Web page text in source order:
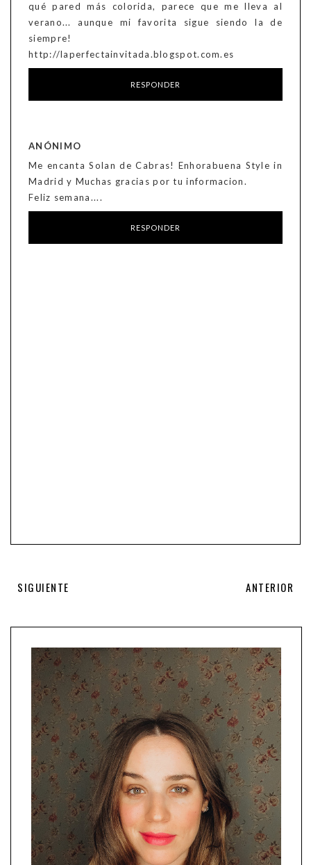
qué pared más colorida, parece que me lleva al
verano... aunque mi favorita sigue siendo la de
siempre!
http://laperfectainvitada.blogspot.com.es
RESPONDER
ANÓNIMO
Me encanta Solan de Cabras! Enhorabuena Style in
Madrid y Muchas gracias por tu informacion.
Feliz semana....
RESPONDER
SIGUIENTE ANTERIOR